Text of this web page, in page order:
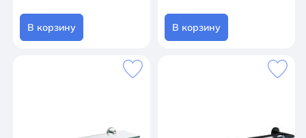
В корзину В корзину